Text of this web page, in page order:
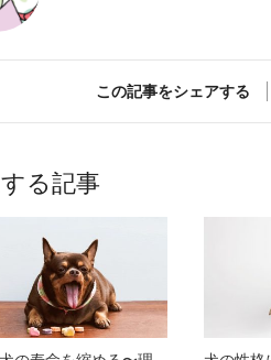
この記事をシェアする
る記事